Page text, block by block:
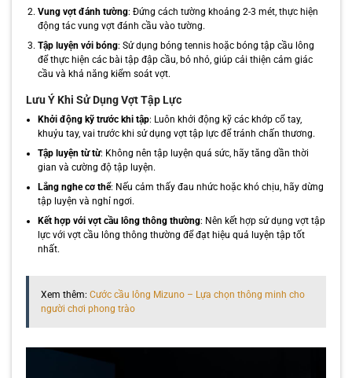
Vung vợt đánh tường: Đứng cách tường khoảng 2-3 mét, thực hiện
động tác vung vợt đánh cầu vào tường.
Tập luyện với bóng: Sử dụng bóng tennis hoặc bóng tập cầu lông
để thực hiện các bài tập đập cầu, bỏ nhỏ, giúp cải thiện cảm giác
cầu và khả năng kiểm soát vợt.
Lưu Ý Khi Sử Dụng Vợt Tập Lực
Khởi động kỹ trước khi tập: Luôn khởi động kỹ các khớp cổ tay,
khuỷu tay, vai trước khi sử dụng vợt tập lực để tránh chấn thương.
Tập luyện từ từ: Không nên tập luyện quá sức, hãy tăng dần thời
gian và cường độ tập luyện.
Lắng nghe cơ thể: Nếu cảm thấy đau nhức hoặc khó chịu, hãy dừng
tập luyện và nghỉ ngơi.
Kết hợp với vợt cầu lông thông thường: Nên kết hợp sử dụng vợt tập
lực với vợt cầu lông thông thường để đạt hiệu quả luyện tập tốt
nhất.
Xem thêm: Cước cầu lông Mizuno – Lựa chọn thông minh cho
người chơi phong trào